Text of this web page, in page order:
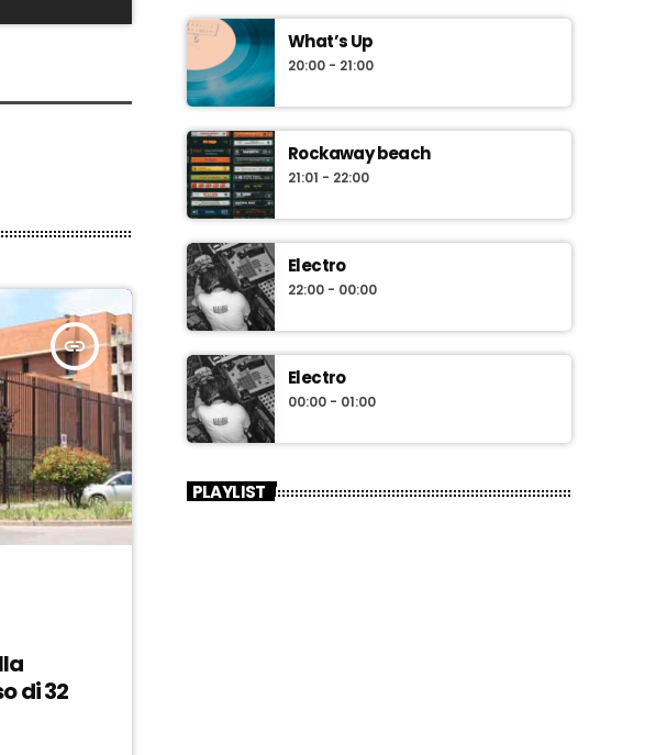
insert_link
di 32
What’s Up
20:00 - 21:00
Rockaway beach
21:01 - 22:00
Electro
22:00 - 00:00
Electro
00:00 - 01:00
PLAYLIST